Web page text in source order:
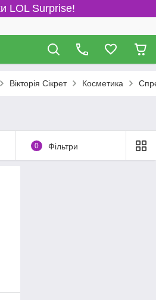
LOL Surprise!
Вікторія Сікрет Косметика
0 Фільтри